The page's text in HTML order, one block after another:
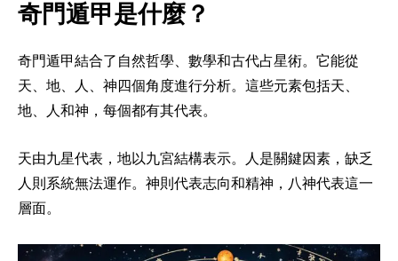
奇門遁甲是什麼？
奇門遁甲結合了自然哲學、數學和古代占星術。它能從
天、地、人、神四個角度進行分析。這些元素包括天、
地、人和神，每個都有其代表。
天由九星代表，地以九宮結構表示。人是關鍵因素，缺乏
人則系統無法運作。神則代表志向和精神，八神代表這一
層面。